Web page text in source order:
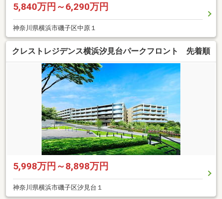
5,840万円～6,290万円
神奈川県横浜市磯子区中原１
クレストレジデンス横浜汐見台パークフロント 先着順
5,998万円～8,898万円
神奈川県横浜市磯子区汐見台１